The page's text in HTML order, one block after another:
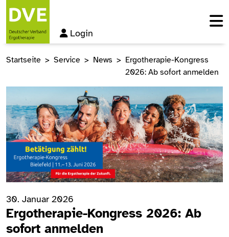
Login
Startseite Service News
Ergotherapie-Kongress
2026: Ab sofort anmelden
30. Januar 2026
Ergotherapie-Kongress 2026: Ab
sofort anmelden